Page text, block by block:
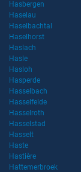
Hasbergen
Haselau
Haselbachtal
Haselhorst
Haslach
Hasle
Hasloh
Hasperde
Hasselbach
Hasselfelde
Hasselroth
Hasselstad
Hasselt
Haste
Hastière
Hattemerbroek